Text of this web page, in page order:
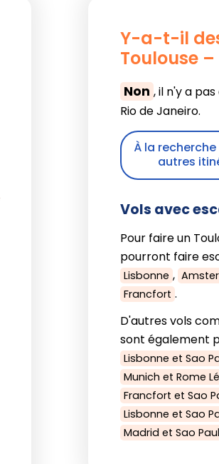
Y-a-t-il
Toulouse
Non , il n'y a
Rio de Janeiro.
À la
autres
Vols avec
Pour faire un
pourront faire
Lisbonne ,
Francfort .
D'autres vols
sont également
Lisbonne et Sao
Munich et Rome
Francfort et Sao
Lisbonne et Sao
Madrid et Sao